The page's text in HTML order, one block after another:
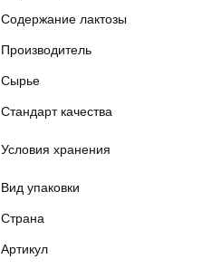
Содержание лактозы
Производитель
Сырье
Стандарт качества
Условия хранения
Вид упаковки
Страна
Артикул